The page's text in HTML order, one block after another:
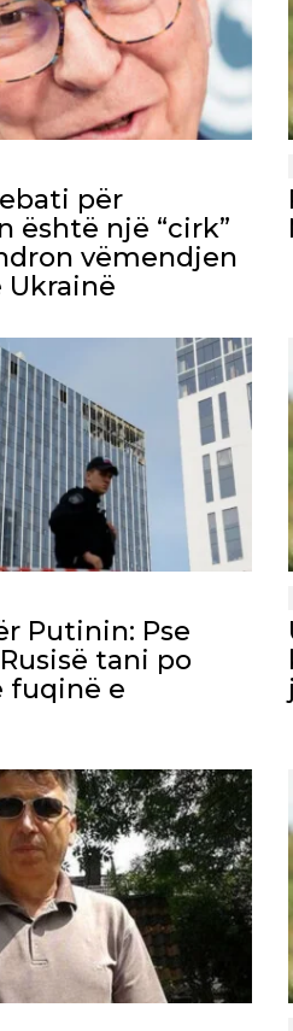
për
është një “cirk”
vëmendjen
Ukrainë
Putinin: Pse
tani po
fuqinë e